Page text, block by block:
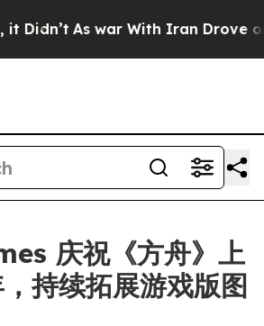
As war With Iran Drove oil
庆祝《方舟》上
持续拓展游戏版图